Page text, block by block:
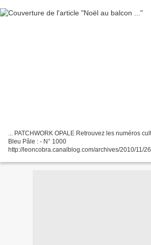
... PATCHWORK OPALE Retrouvez les numéros
Bleu Pâle : - N° 1000
http://leoncobra.canalblog.com/archives/2010/11/
N° 3000